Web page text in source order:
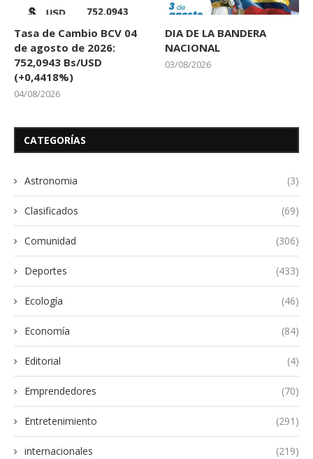
Tasa de Cambio BCV 04
de agosto de 2026:
752,0943 Bs/USD
(+0,4418%)
04/08/2026
DIA DE LA BANDERA
NACIONAL
03/08/2026
CATEGORÍAS
Astronomia (3)
Clasificados (69)
Comunidad (306)
Deportes (433)
Ecología (46)
Economía (84)
Editorial (4)
Emprendedores (70)
Entretenimiento (291)
internacionales (219)